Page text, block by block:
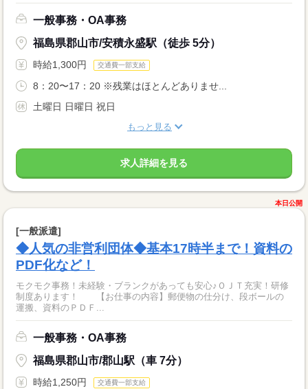
一般事務・OA事務
福島県郡山市/安積永盛駅（徒歩 5分）
時給1,300円 交通費一部支給
8：20〜17：20 ※残業はほとんどありませ...
土曜日 日曜日 祝日
もっと見る
求人詳細を見る
本日公開
[一般派遣]
◆人気の非営利団体◆基本17時半まで！資料の
PDF化など！
モクモク事務！未経験・ブランクがあっても安心♪ＯＪＴ充実！研修
制度あります！ 【お仕事の内容】郵便物の仕分け、段ボールの
運搬、資料のＰＤＦ...
一般事務・OA事務
福島県郡山市/郡山駅（車 7分）
時給1,250円 交通費一部支給